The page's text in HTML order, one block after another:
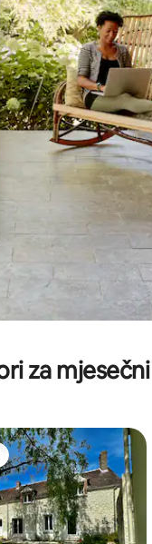
se strelicama
za
s oznakom